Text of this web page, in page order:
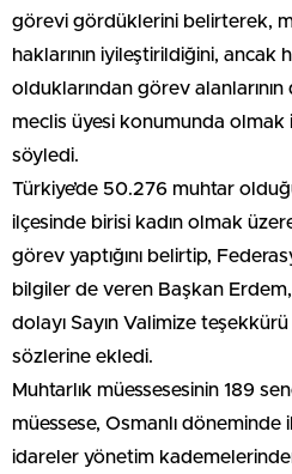
görevi gördüklerini belirterek,
haklarının iyileştirildiğini, ancak
olduklarından görev
meclis üyesi konumunda
söyledi.
Türkiye’de 50.276 muhtar
ilçesinde birisi kadın olmak
görev yaptığını belirtip,
bilgiler de veren Başkan
dolayı Sayın Valimize
sözlerine ekledi.
Muhtarlık müessesesinin 189
müessese, Osmanlı
idareler yönetim